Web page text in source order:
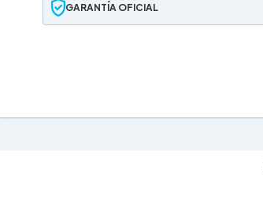
GARANTÍA OFICIAL